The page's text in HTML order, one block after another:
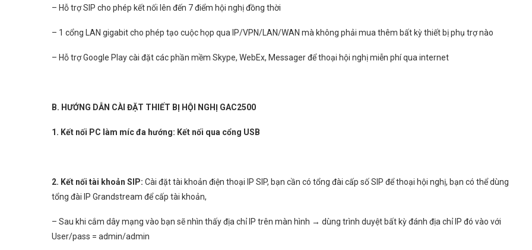
– Hỗ trợ SIP cho phép kết nối lên đến 7 điểm hội nghị đồng thời
– 1 cổng LAN gigabit cho phép tạo cuộc họp qua IP/VPN/LAN/WAN mà không phải mua thêm bất kỳ thiết bị phụ trợ nào
– Hỗ trợ Google Play cài đặt các phần mềm Skype, WebEx, Messager để thoại hội nghị miễn phí qua internet
B. HƯỚNG DẪN CÀI ĐẶT THIẾT BỊ HỘI NGHỊ GAC2500
1. Kết nối PC làm míc đa hướng: Kết nối qua cổng USB
2. Kết nối tài khoản SIP: Cài đặt tài khoản điện thoại IP SIP, bạn cần có tổng đài cấp số SIP để thoại hội nghị, bạn có thể dùng
tổng đài IP Grandstream để cấp tài khoản,
– Sau khi cắm dây mạng vào bạn sẽ nhìn thấy địa chỉ IP trên màn hình → dùng trình duyệt bất kỳ đánh địa chỉ IP đó vào với
User/pass = admin/admin